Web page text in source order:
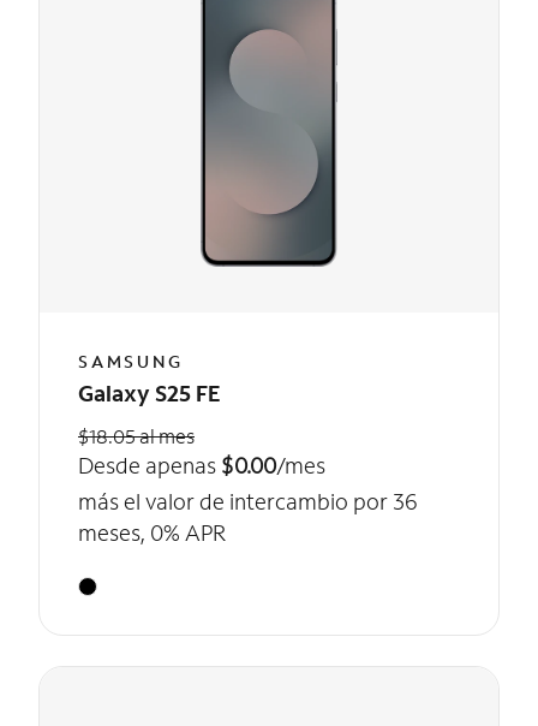
SAMSUNG
Galaxy S25 FE
$18.05 al mes
Desde apenas $0.00/mes
más el valor de intercambio por 36
meses, 0% APR